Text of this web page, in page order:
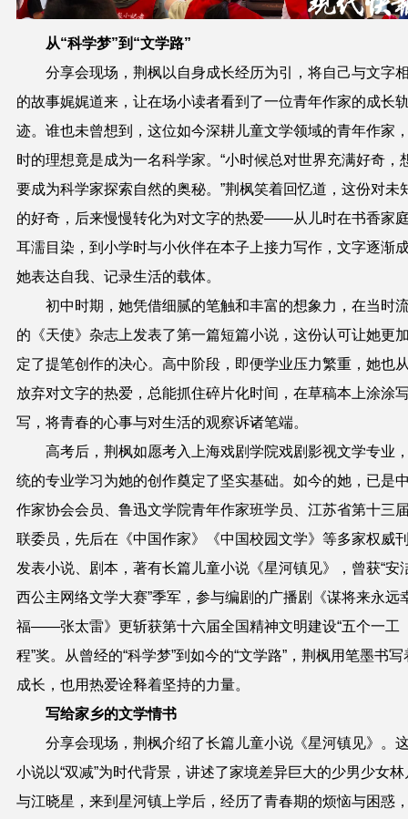
从“科学梦”到“文学路”
分享会现场，荆枫以自身成长经历为引，将自己与文字
的故事娓娓道来，让在场小读者看到了一位青年作家的成长
迹。谁也未曾想到，这位如今深耕儿童文学领域的青年作家
时的理想竟是成为一名科学家。“小时候总对世界充满好奇，
要成为科学家探索自然的奥秘。”荆枫笑着回忆道，这份对未
的好奇，后来慢慢转化为对文字的热爱——从儿时在书香家
耳濡目染，到小学时与小伙伴在本子上接力写作，文字逐渐
她表达自我、记录生活的载体。
初中时期，她凭借细腻的笔触和丰富的想象力，在当时
的《天使》杂志上发表了第一篇短篇小说，这份认可让她更
定了提笔创作的决心。高中阶段，即便学业压力繁重，她也
放弃对文字的热爱，总能抓住碎片化时间，在草稿本上涂涂
写，将青春的心事与对生活的观察诉诸笔端。
高考后，荆枫如愿考入上海戏剧学院戏剧影视文学专业
统的专业学习为她的创作奠定了坚实基础。如今的她，已是
作家协会会员、鲁迅文学院青年作家班学员、江苏省第十三
联委员，先后在《中国作家》《中国校园文学》等多家权威
发表小说、剧本，著有长篇儿童小说《星河镇见》，曾获“安
西公主网络文学大赛”季军，参与编剧的广播剧《谋将来永远
福——张太雷》更斩获第十六届全国精神文明建设“五个一工
程”奖。从曾经的“科学梦”到如今的“文学路”，荆枫用笔墨书写
成长，也用热爱诠释着坚持的力量。
写给家乡的文学情书
分享会现场，荆枫介绍了长篇儿童小说《星河镇见》。
小说以“双减”为时代背景，讲述了家境差异巨大的少男少女林
与江晓星，来到星河镇上学后，经历了青春期的烦恼与困惑